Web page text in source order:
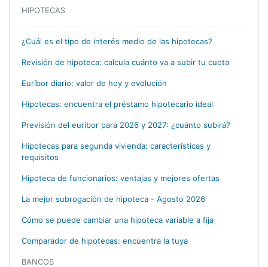
HIPOTECAS
¿Cuál es el tipo de interés medio de las hipotecas?
Revisión de hipoteca: calcula cuánto va a subir tu cuota
Euríbor diario: valor de hoy y evolución
Hipotecas: encuentra el préstamo hipotecario ideal
Previsión del euríbor para 2026 y 2027: ¿cuánto subirá?
Hipotecas para segunda vivienda: características y
requisitos
Hipoteca de funcionarios: ventajas y mejores ofertas
La mejor subrogación de hipoteca - Agosto 2026
Cómo se puede cambiar una hipoteca variable a fija
Comparador de hipotecas: encuentra la tuya
BANCOS